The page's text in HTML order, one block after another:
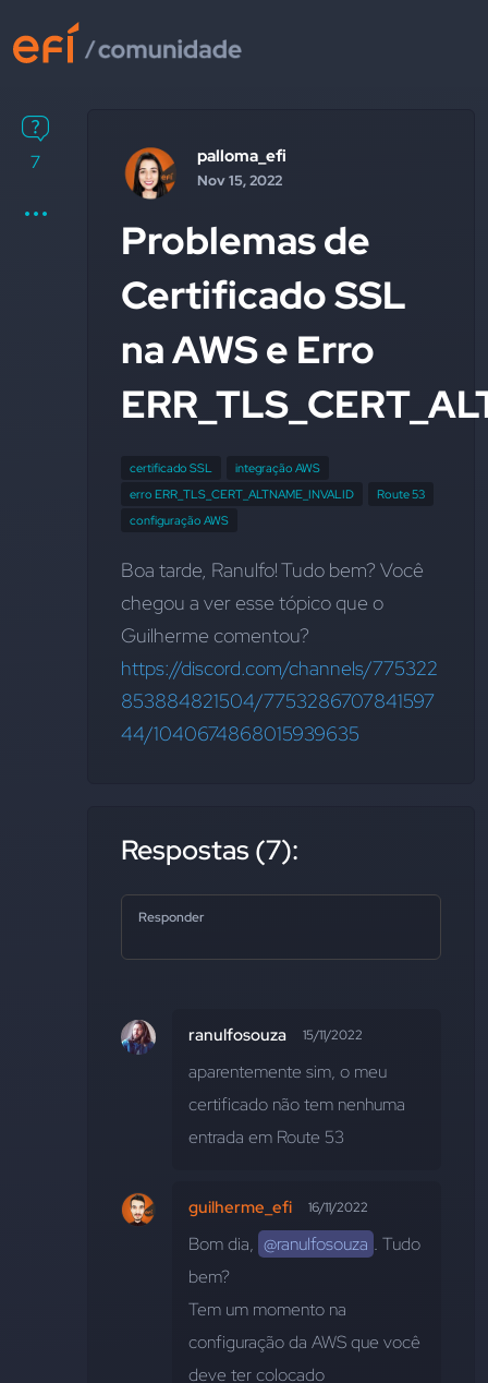
7 palloma_efi
Nov 15, 2022
Problemas de
Certificado SSL
na AWS e Erro
certificado SSL
integração AWS
erro ERR_TLS_CERT_ALTNAME_INVALID
Route 53
configuração AWS
Boa tarde, Ranulfo! Tudo bem? Você
chegou a ver esse tópico que o
Guilherme comentou?
https://discord.com/channels/775322
853884821504/7753286707841597
44/1040674868015939635
Respostas (7):
Responder
ranulfosouza 15/11/2022
aparentemente sim, o meu
certificado não tem nenhuma
entrada em Route 53
guilherme_efi 16/11/2022
Bom dia, @ranulfosouza . Tudo
bem?
Tem um momento na
configuração da AWS que você